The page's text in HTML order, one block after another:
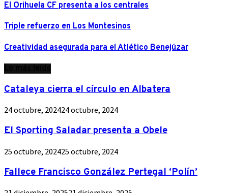
El Orihuela CF presenta a los centrales
Triple refuerzo en Los Montesinos
Creatividad asegurada para el Atlético Benejúzar
Cataleya cierra el círculo en Albatera
24 octubre, 202424 octubre, 2024
El Sporting Saladar presenta a Obele
25 octubre, 202425 octubre, 2024
Fallece Francisco González Pertegal ‘Polín’